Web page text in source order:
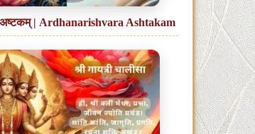
अष्टकम् | Ardhanarishvara Ashtakam